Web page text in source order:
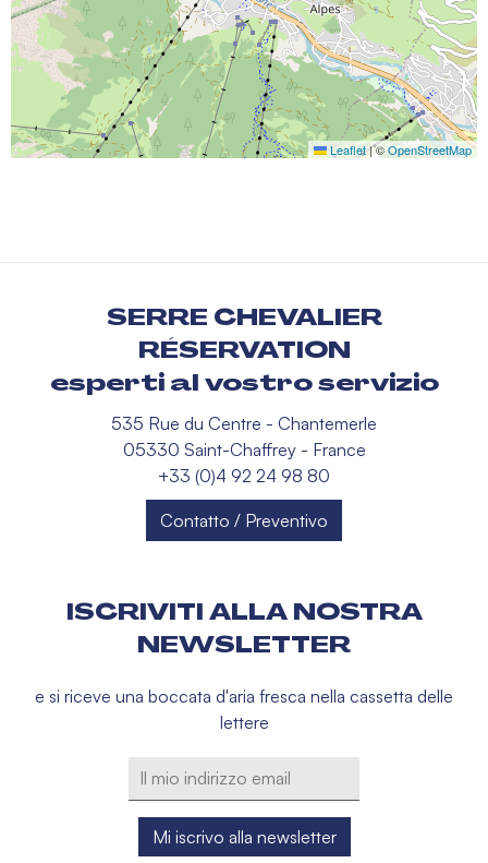
Leaflet|©OpenStreetMap
SERRE CHEVALIER
RÉSERVATION
esperti al vostro servizio
535 Rue du Centre - Chantemerle
05330 Saint-Chaffrey - France
+33 (0)4 92 24 98 80
Contatto / Preventivo
ISCRIVITI ALLA NOSTRA
NEWSLETTER
e si riceve una boccata d'aria fresca nella cassetta delle
lettere